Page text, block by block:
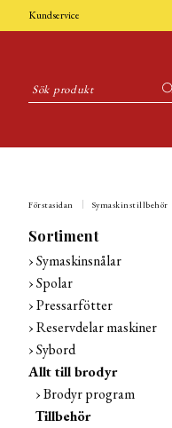
Kundservice
Förstasidan Symaskinstillbehör
Sortiment
Symaskinsnålar
Spolar
Pressarfötter
Reservdelar maskiner
Sybord
Allt till brodyr
Brodyr program
Tillbehör